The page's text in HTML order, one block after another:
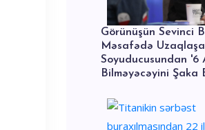
Görünüşün Sevinci
Məsafədə
Soyuducusundan '6
Bilməyəcəyini Şaka